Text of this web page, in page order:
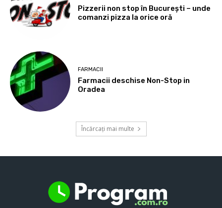
Pizzerii non stop în București – unde
comanzi pizza la orice oră
FARMACII
Farmacii deschise Non-Stop in
Oradea
Încărcați mai multe